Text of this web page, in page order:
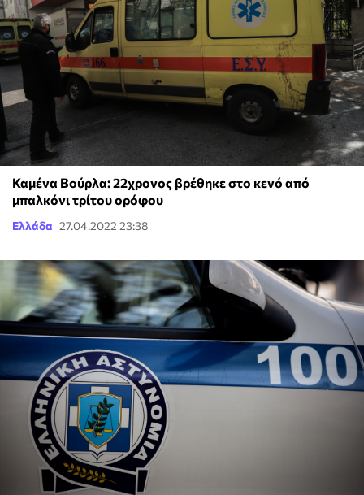
Καμένα Βούρλα: 22χρονος βρέθηκε στο κενό από
μπαλκόνι τρίτου ορόφου
Ελλάδα 27.04.2022 23:38